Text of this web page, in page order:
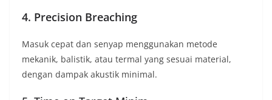
4. Precision Breaching
Masuk cepat dan senyap menggunakan metode
mekanik, balistik, atau termal yang sesuai material,
dengan dampak akustik minimal.